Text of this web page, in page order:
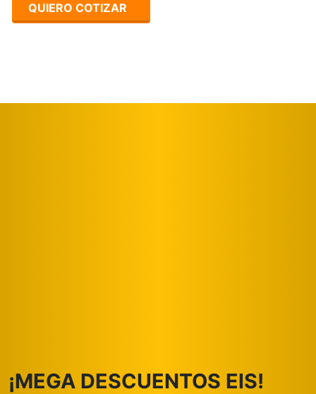
QUIERO COTIZAR
¡MEGA DESCUENTOS ElS!